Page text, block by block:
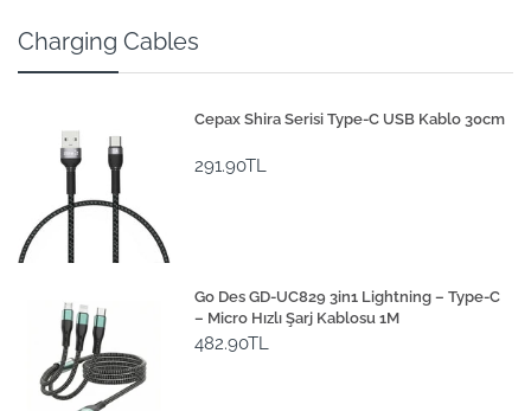
Charging Cables
Cepax Shira Serisi Type-C USB Kablo 30cm
291.90TL
Go Des GD-UC829 3in1 Lightning – Type-C
– Micro Hızlı Şarj Kablosu 1M
482.90TL